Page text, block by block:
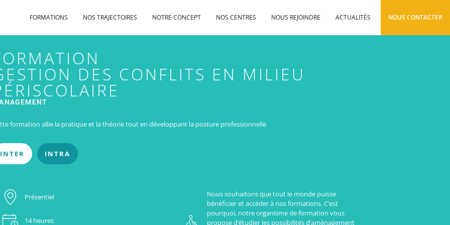
FORMATIONS NOS TRAJECTOIRES NOTRE CONCEPT NOS CENTRES NOUS REJOINDRE ACTUALITÉS NOUS CONTACTER
DES CONFLITS EN MILIEU
formation allie la pratique et la théorie tout en développant la posture professionnelle
INTER INTRA
Présentiel
14 heures
Nous souhaitons que tout le monde puisse
bénéficier et accéder à nos formations. C’est
pourquoi, notre organisme de formation vous
propose d’étudier les possibilités d’aménagement